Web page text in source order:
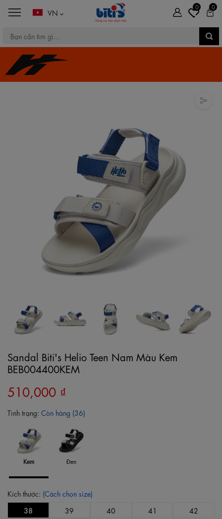
VN
0 0
Sandal Biti's Helio Teen Nam Màu Kem
BEB004400KEM
510,000 ₫
Tình trạng: Còn hàng (36)
Kem Đen
Kích thước: (Cách chọn size)
38
39 40 41
42